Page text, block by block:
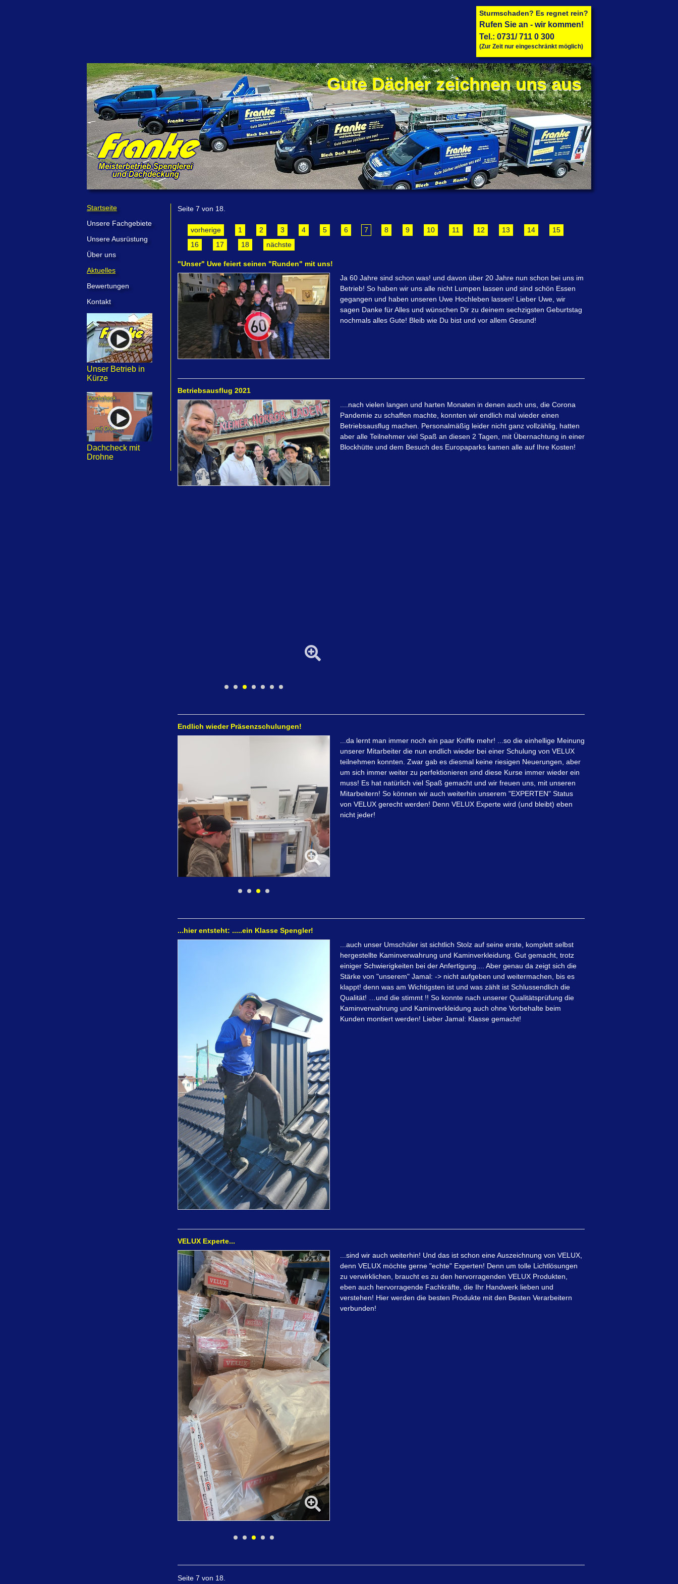
Sturmschaden? Es regnet rein?
Rufen Sie an - wir kommen!
Tel.: 0731/ 711 0 300
(Zur Zeit nur eingeschränkt möglich)
Gute Dächer zeichnen uns aus
Startseite
Unsere Fachgebiete
Unsere Ausrüstung
Über uns
Aktuelles
Bewertungen
Kontakt
Unser Betrieb in
Kürze
Dachcheck mit
Drohne
Seite 7 von 18.
vorherige 1 2 3 4 5 6 7 8 9 10 11 12 13 14
15
16
17 18 nächste
"Unser" Uwe feiert seinen "Runden" mit uns!
Ja 60 Jahre sind schon was! und davon über 20 Jahre nun schon bei uns im
Betrieb! So haben wir uns alle nicht Lumpen lassen und sind schön Essen
gegangen und haben unseren Uwe Hochleben lassen! Lieber Uwe, wir
sagen Danke für Alles und wünschen Dir zu deinem sechzigsten Geburtstag
nochmals alles Gute! Bleib wie Du bist und vor allem Gesund!
Betriebsausflug 2021
....nach vielen langen und harten Monaten in denen auch uns, die Corona
Pandemie zu schaffen machte, konnten wir endlich mal wieder einen
Betriebsausflug machen. Personalmäßig leider nicht ganz vollzählig, hatten
aber alle Teilnehmer viel Spaß an diesen 2 Tagen, mit Übernachtung in einer
Blockhütte und dem Besuch des Europaparks kamen alle auf Ihre Kosten!
Endlich wieder Präsenzschulungen!
...da lernt man immer noch ein paar Kniffe mehr! ...so die einhellige Meinung
unserer Mitarbeiter die nun endlich wieder bei einer Schulung von VELUX
teilnehmen konnten. Zwar gab es diesmal keine riesigen Neuerungen, aber
um sich immer weiter zu perfektionieren sind diese Kurse immer wieder ein
muss! Es hat natürlich viel Spaß gemacht und wir freuen uns, mit unseren
Mitarbeitern! So können wir auch weiterhin unserem "EXPERTEN" Status
von VELUX gerecht werden! Denn VELUX Experte wird (und bleibt) eben
nicht jeder!
...hier entsteht: .....ein Klasse Spengler!
...auch unser Umschüler ist sichtlich Stolz auf seine erste, komplett selbst
hergestellte Kaminverwahrung und Kaminverkleidung. Gut gemacht, trotz
einiger Schwierigkeiten bei der Anfertigung.... Aber genau da zeigt sich die
Stärke von "unserem" Jamal: -> nicht aufgeben und weitermachen, bis es
klappt! denn was am Wichtigsten ist und was zählt ist Schlussendlich die
Qualität! …und die stimmt !! So konnte nach unserer Qualitätsprüfung die
Kaminverwahrung und Kaminverkleidung auch ohne Vorbehalte beim
Kunden montiert werden! Lieber Jamal: Klasse gemacht!
VELUX Experte...
...sind wir auch weiterhin! Und das ist schon eine Auszeichnung von VELUX,
denn VELUX möchte gerne "echte" Experten! Denn um tolle Lichtlösungen
zu verwirklichen, braucht es zu den hervorragenden VELUX Produkten,
eben auch hervorragende Fachkräfte, die Ihr Handwerk lieben und
verstehen! Hier werden die besten Produkte mit den Besten Verarbeitern
verbunden!
Seite 7 von 18.